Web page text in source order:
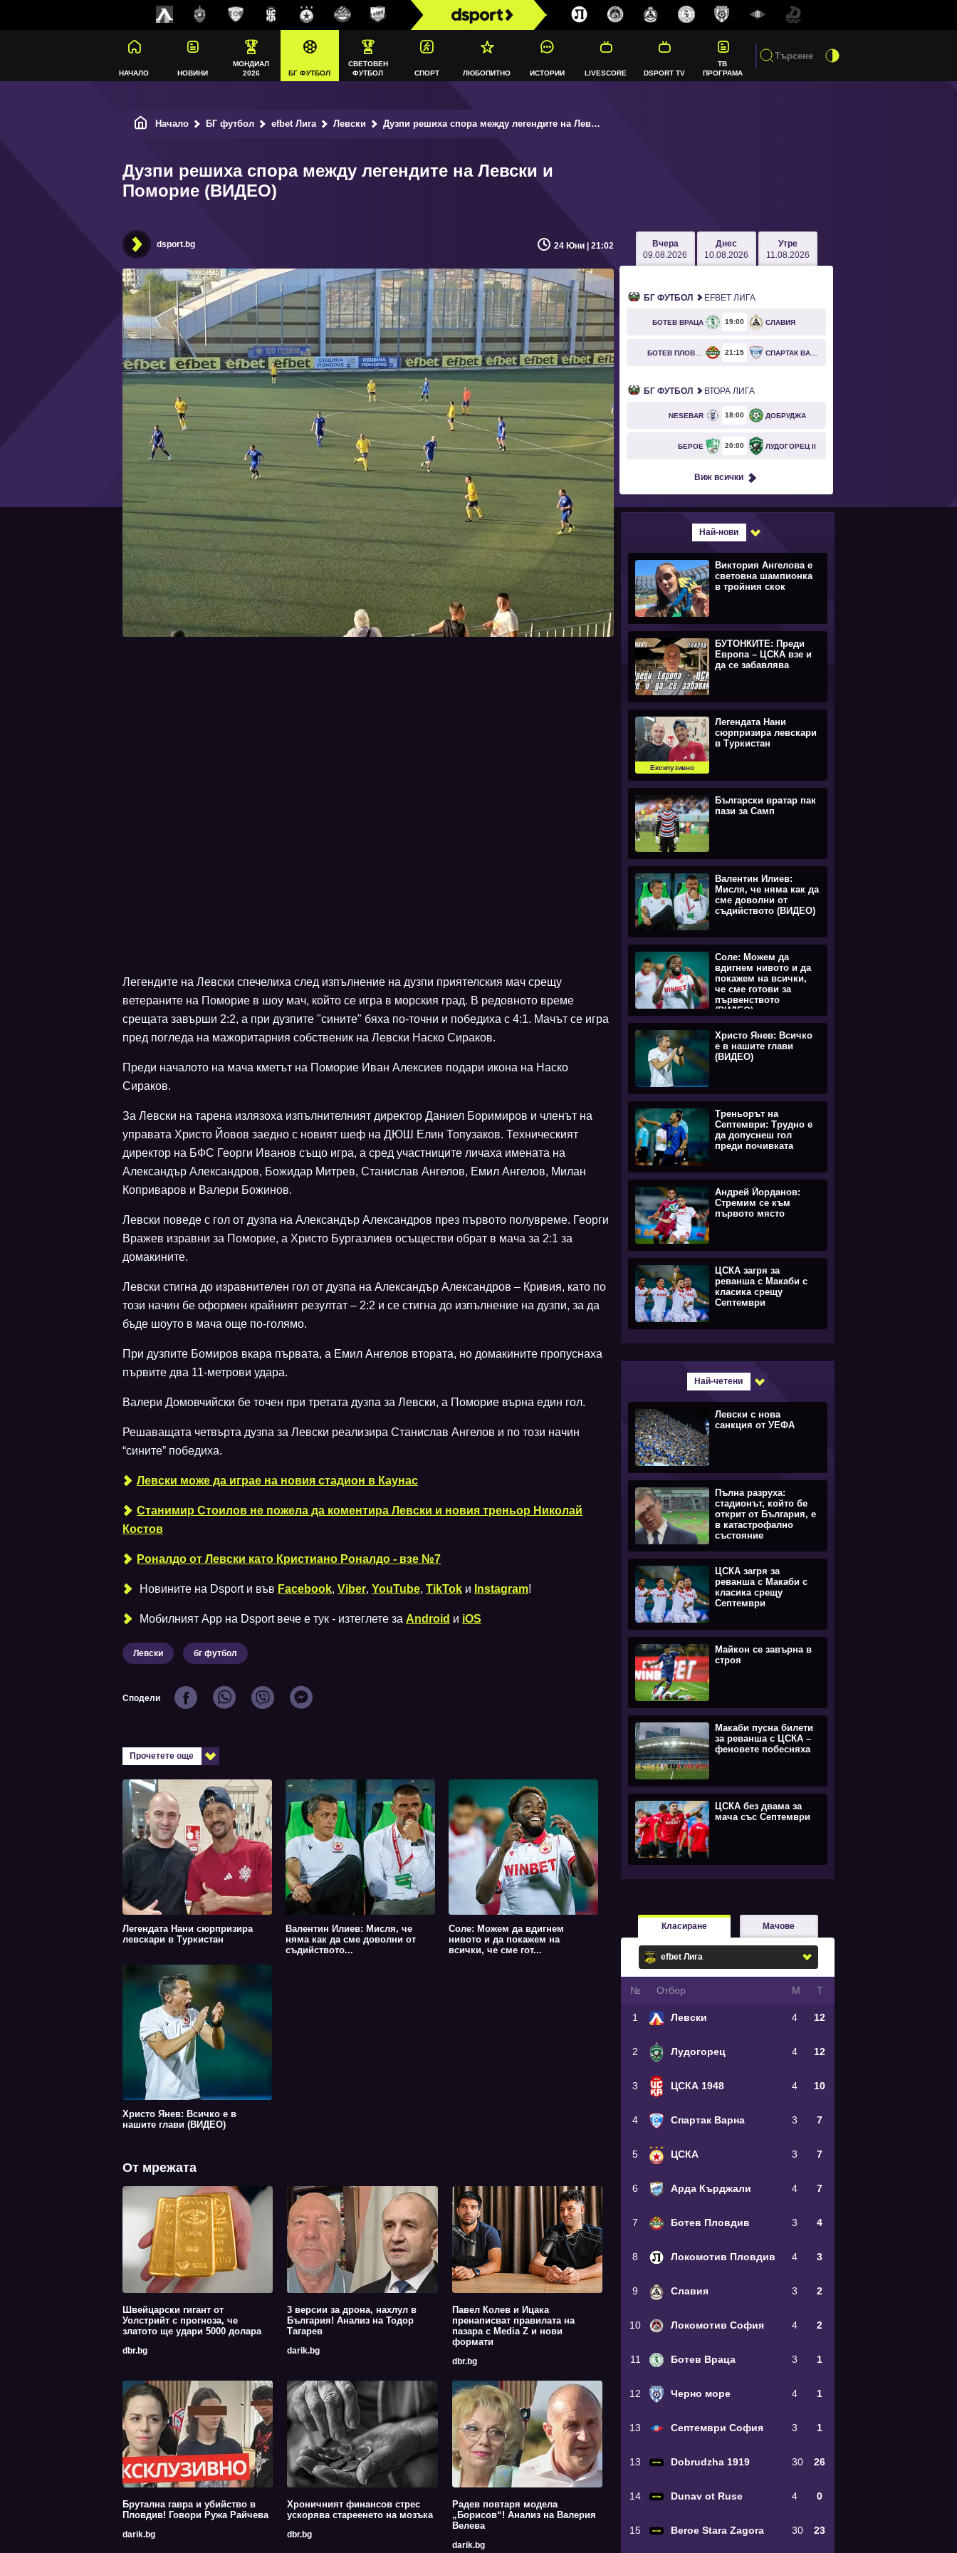
НАЧАЛО НОВИНИ
МОНДИАЛ
2026
БГ ФУТБОЛ
СВЕТОВЕН
ФУТБОЛ
СПОРТ ЛЮБОПИТНО ИСТОРИИ LIVESCORE DSPORT TV
ТВ
ПРОГРАМА
Начало БГ футбол efbet Лига Левски Дузпи решиха спора между легендите на Левски и Поморие (ВИДЕО)
Дузпи решиха спора между легендите на Левски и
Поморие (ВИДЕО)
dsport.bg 24 Юни | 21:02
Легендите на Левски спечелиха след изпълнение на дузпи приятелския мач срещу
ветераните на Поморие в шоу мач, който се игра в морския град. В редовното време
срещата завърши 2:2, а при дузпите "сините" бяха по-точни и победиха с 4:1. Мачът се игра
пред погледа на мажоритарния собственик на Левски Наско Сираков.
Преди началото на мача кметът на Поморие Иван Алексиев подари икона на Наско
Сираков.
За Левски на тарена излязоха изпълнителният директор Даниел Боримиров и членът на
управата Христо Йовов заедно с новият шеф на ДЮШ Елин Топузаков. Техническият
директор на БФС Георги Иванов също игра, а сред участниците личаха имената на
Александър Александров, Божидар Митрев, Станислав Ангелов, Емил Ангелов, Милан
Коприваров и Валери Божинов.
Левски поведе с гол от дузпа на Александър Александров през първото полувреме. Георги
Вражев изравни за Поморие, а Христо Бургазлиев осъществи обрат в мача за 2:1 за
домакините.
Левски стигна до изравнителен гол от дузпа на Александър Александров – Кривия, като по
този начин бе оформен крайният резултат – 2:2 и се стигна до изпълнение на дузпи, за да
бъде шоуто в мача още по-голямо.
При дузпите Бомиров вкара първата, а Емил Ангелов втората, но домакините пропуснаха
първите два 11-метрови удара.
Валери Домовчийски бе точен при третата дузпа за Левски, а Поморие върна един гол.
Решаващата четвърта дузпа за Левски реализира Станислав Ангелов и по този начин
“сините” победиха.
Левски може да играе на новия стадион в Каунас
Станимир Стоилов не пожела да коментира Левски и новия треньор Николай
Костов
Роналдо от Левски като Кристиано Роналдо - взе №7
Новините на Dsport и във Facebook, Viber, YouTube, TikTok и Instagram!
Мобилният Аpp на Dsport вече е тук - изтеглете за Android и iOS
Левски бг футбол
Сподели
Прочетете още
Легендата Нани сюрпризира
левскари в Туркистан
Валентин Илиев: Мисля, че
няма как да сме доволни от
съдийството...
Соле: Можем да вдигнем
нивото и да покажем на
всички, че сме гот...
Христо Янев: Всичко е в
нашите глави (ВИДЕО)
От мрежата
Швейцарски гигант от
Уолстрийт с прогноза, че
златото ще удари 5000 долара
dbr.bg
3 версии за дрона, нахлул в
България! Анализ на Тодор
Тагарев
darik.bg
Павел Колев и Ицака
пренаписват правилата на
пазара с Media Z и нови
формати
dbr.bg
Брутална гавра и убийство в
Пловдив! Говори Ружа Райчева
darik.bg
Хроничният финансов стрес
ускорява стареенето на мозъка
dbr.bg
Радев повтаря модела
„Борисов“! Анализ на Валерия
Велева
darik.bg
Вчера
09.08.2026
Днес
10.08.2026
Утре
11.08.2026
БГ ФУТБОЛ EFBET ЛИГА
БОТЕВ ВРАЦА 19 00 СЛАВИЯ
21 15
БГ ФУТБОЛ ВТОРА ЛИГА
NESEBAR 18 00 ДОБРУДЖА
БЕРОЕ 20 00 ЛУДОГОРЕЦ II
Виж всички
Най-нови
Виктория Ангелова е
световна шампионка
в тройния скок
БУТОНКИТЕ: Преди
Европа – ЦСКА взе и
да се забавлява
Ексклузивно
Легендата Нани
сюрпризира левскари
в Туркистан
Български вратар пак
пази за Самп
Валентин Илиев:
Мисля, че няма как да
сме доволни от
съдийството (ВИДЕО)
Соле: Можем да
вдигнем нивото и да
покажем на всички,
че сме готови за
първенството
(ВИДЕО)
Христо Янев: Всичко
е в нашите глави
(ВИДЕО)
Треньорът на
Септември: Трудно е
да допуснеш гол
преди почивката
Андрей Йорданов:
Стремим се към
първото място
ЦСКА загря за
реванша с Макаби с
класика срещу
Септември
Най-четени
Левски с нова
санкция от УЕФА
Пълна разруха:
стадионът, който бе
открит от България, е
в катастрофално
състояние
ЦСКА загря за
реванша с Макаби с
класика срещу
Септември
Майкон се завърна в
строя
Макаби пусна билети
за реванша с ЦСКА –
феновете побесняха
ЦСКА без двама за
мача със Септември
Класиране Мачове
№ Oтбор М Т
1 Левски 4 12
2 Лудогорец 4 12
3 ЦСКА 1948 4 10
4 Спартак Варна 3 7
5 ЦСКА 3 7
6 Арда Кърджали 4 7
7 Ботев Пловдив 3 4
8 Локомотив Пловдив 4 3
9 Славия 3 2
10 Локомотив София 4 2
11 Ботев Враца 3 1
12 Черно море 4 1
13 Септември София 3 1
13 Dobrudzha 1919 30 26
14 Dunav ot Ruse 4 0
15 Beroe Stara Zagora 30 23